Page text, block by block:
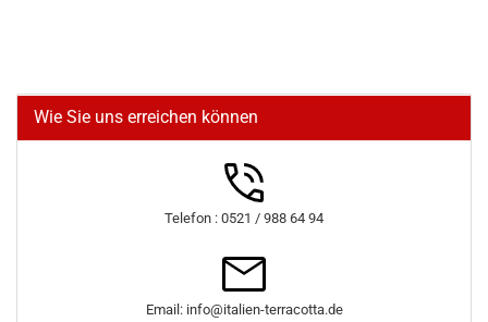
Wie Sie uns erreichen können
Telefon : 0521 / 988 64 94
Email: info@italien-terracotta.de